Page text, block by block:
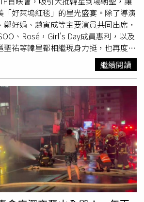
等製油大廠求償，或許也無法彌補損
否則，這社會哪有公道？輔導過上百
的餐飲系教授張簡勢坤指出，大量的食
也不能倒在水溝裡，政府應該協助回
是提煉為生質柴油。他指出，小攤商、
多，受到衝擊較小，而油炸類（例如鹽
通常使用發煙點較高的清香油、油炸
問題的致癌油。較為堪慮的是一般餐
70％，因缺乏監督機制，除了面對顧
靠業者的良心，但這種小餐廳飯館滿街
根本無法全面顧及，反而是食安問題的
價合約和外匯投資交易平台
市場分析師哈索恩（Daniela
股價回落「似乎是獲利了結、估值
最受期待上市案的極度看漲倉位解除
果。」股票跌破IPO價格並非罕見，尤
期間。然而，這次下跌可能會強化外界
批評聲浪，因為該公司去年虧損49億
展計畫仍未經市場驗證。美國「盈透證
）首席市場分析師索斯尼克
示：「最近沒有什麼能讓投資人想起
股票時，所看好的那些催化劑。股票
身並不是災難，但SpaceX受到高度關
理層面扮演重要角色。」SpaceX被
較高的納斯達克100指數（Nasdaq
仍未能扭轉股價下跌趨勢。自SpaceX
以來，其股價已下跌約13%。投資人
上市後公布的首份財務報告。分析
「好萊塢紅毯」的星光盛宴。除了導演
好娟、趙寅成等主要演員共同出席，
、Rosé，Girl's Day成員惠利，以及
祐等韓星都相繼現身力挺，也再度證
影壇最受矚目的作品之一。《希望：末
舉辦盛大的VIP首映會，導演羅泓軫率
趙寅成等主要演員共同登台與觀眾見
映前掀起超高討論，也讓影迷對這部年
度飆升。首映會更宛如一場眾星雲集
容讓紅毯一路閃耀不停。曾與鄭好娟合
海秀、阿努潘崔帕西（Anupam
持；鄭好娟的演藝圈好友也紛紛到
員惠利，以及BLACKPINK成員。當
身，瞬間成為鎂光燈焦點，掀起現場
在觀賞後於社群發文狂讚：「電影真的
眼，電影就演完了，完全沒有冷場，時
男團CLOSE YOUR EYES、fromis_9
繼續閱讀